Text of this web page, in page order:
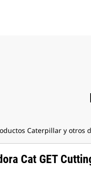
Caterpillar y otros
Cat GET